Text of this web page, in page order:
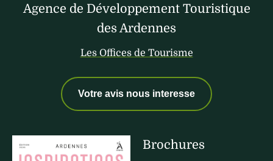
Agence de Développement Touristique
des Ardennes
Les Offices de Tourisme
Votre avis nous interesse
Brochures